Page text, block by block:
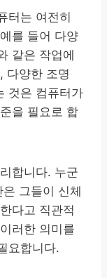
터는 여전히
를 들어 다양
같은 작업에
다양한 조명
것은 컴퓨터가
을 필요로 합
합니다. 누군
그들이 신체
다고 직관적
러한 의미를
요합니다.